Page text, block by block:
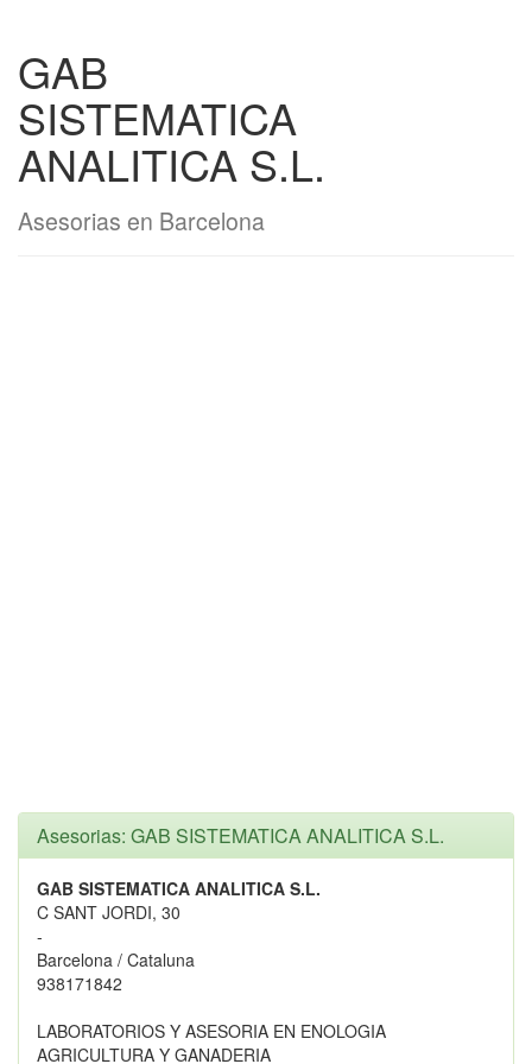
GAB
SISTEMATICA
ANALITICA S.L.
Asesorias en Barcelona
Asesorias: GAB SISTEMATICA ANALITICA S.L.
GAB SISTEMATICA ANALITICA S.L.
C SANT JORDI, 30
-
Barcelona / Cataluna
938171842
LABORATORIOS Y ASESORIA EN ENOLOGIA
AGRICULTURA Y GANADERIA